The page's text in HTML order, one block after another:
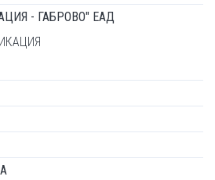
- ГАБРОВО" ЕАД